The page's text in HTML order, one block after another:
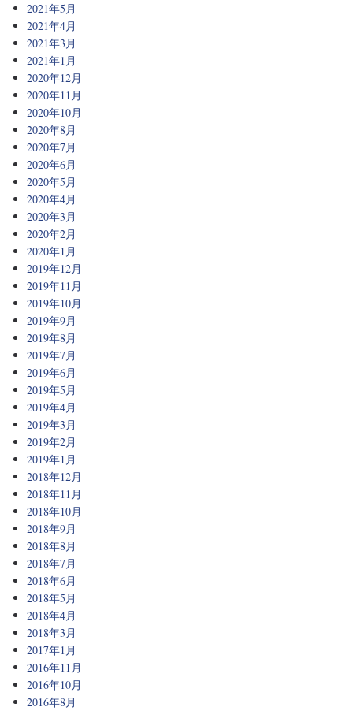
2021年5月
2021年4月
2021年3月
2021年1月
2020年12月
2020年11月
2020年10月
2020年8月
2020年7月
2020年6月
2020年5月
2020年4月
2020年3月
2020年2月
2020年1月
2019年12月
2019年11月
2019年10月
2019年9月
2019年8月
2019年7月
2019年6月
2019年5月
2019年4月
2019年3月
2019年2月
2019年1月
2018年12月
2018年11月
2018年10月
2018年9月
2018年8月
2018年7月
2018年6月
2018年5月
2018年4月
2018年3月
2017年1月
2016年11月
2016年10月
2016年8月